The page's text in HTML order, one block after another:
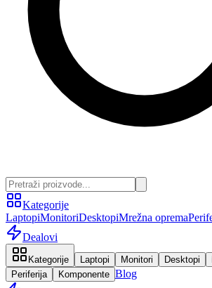
Kategorije
LaptopiMonitoriDesktopiMrežna oprema
Dealovi
Kategorije Laptopi Monitori Desktopi
Periferija
Komponente Blog